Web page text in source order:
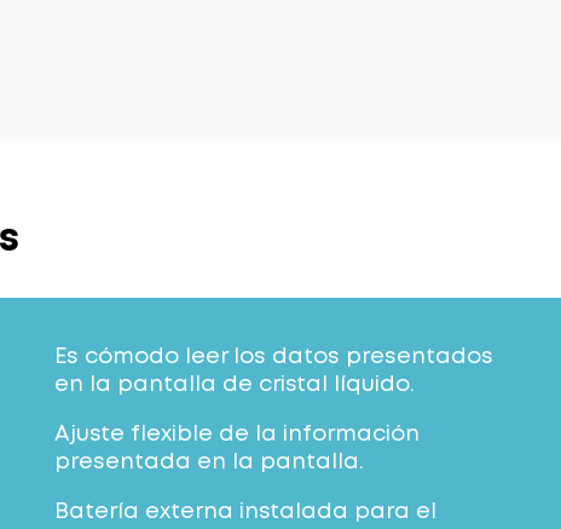
Es cómodo leer los datos presentados
en la pantalla de cristal líquido.
Ajuste flexible de la información
presentada en la pantalla.
Batería externa instalada para el